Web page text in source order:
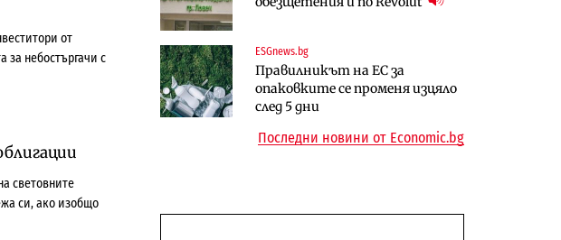
от
за небостъргачи с
световните
си, ако изобщо
ESGnews.bg
Правилникът на ЕС за
опаковките се променя изцяло
след 5 дни
Политика
КРИБ настоява за спешна
концесия на „Топлофикация
Пазар на труда
Българите са в очакване на по-
висока безработица (Графика)
Последни новини от Economic.bg